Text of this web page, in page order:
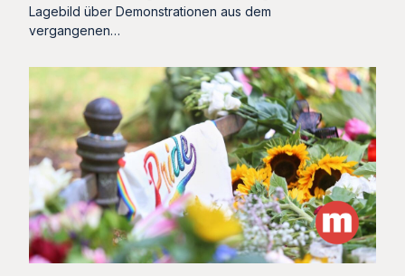
Lagebild über Demonstrationen aus dem
vergangenen…